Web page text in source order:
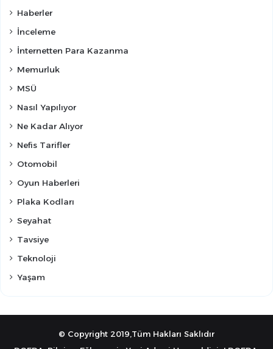
Haberler
İnceleme
İnternetten Para Kazanma
Memurluk
MSÜ
Nasıl Yapılıyor
Ne Kadar Alıyor
Nefis Tarifler
Otomobil
Oyun Haberleri
Plaka Kodları
Seyahat
Tavsiye
Teknoloji
Yaşam
© Copyright 2019,Tüm Hakları Saklıdır